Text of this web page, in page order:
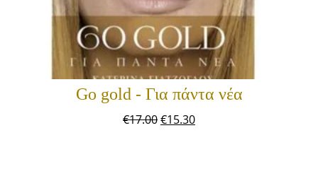
Go gold - Για πάντα νέα
€17.00€15.30